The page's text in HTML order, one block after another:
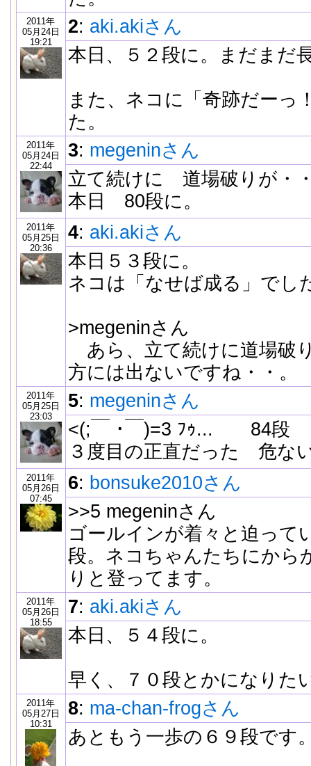
2011年
05月24日
19:21
2: aki.akiさん
本日、５２段に。まだまだ
また、ネコに「奇跡だーっ
た。
2011年
05月24日
22:44
3: megeninさん
立て続けに 道場破りが・
本日 80段に。
2011年
05月25日
20:36
4: aki.akiさん
本日５３段に。
ネコは「なせば成る」でし
>megeninさん
あら、立て続けに道場破
方には出ないですね・・。
2011年
05月25日
23:03
5: megeninさん
<(;￣ ･￣)=3 ﾌｩ... 84段
３度目の正直だった 危な
2011年
05月26日
07:45
6: bonsuke2010さん
>>5 megeninさん
ゴールインが着々と迫って
段。ネコちゃんたちにから
りと登ってます。
2011年
05月26日
18:55
7: aki.akiさん
本日、５４段に。
早く、７０段とかになりた
2011年
05月27日
10:31
8: ma-chan-frogさん
あともう一歩の６９段です